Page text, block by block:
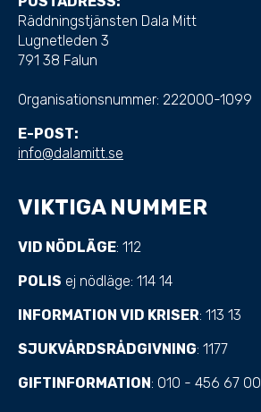
Räddningstjänsten Dala Mitt
Lugnetleden 3
791 38 Falun
Organisationsnummer: 222000-1099
E-POST:
info@dalamitt.se
VIKTIGA NUMMER
VID NÖDLÄGE: 112
POLIS ej nödläge: 114 14
INFORMATION VID KRISER: 113 13
SJUKVÅRDSRÅDGIVNING: 1177
GIFTINFORMATION : 010 - 456 67 00